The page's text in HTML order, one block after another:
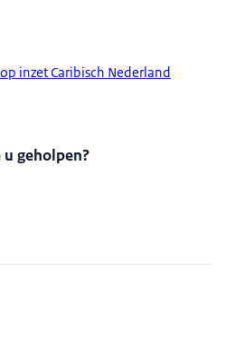
inzet Caribisch Nederland
geholpen?